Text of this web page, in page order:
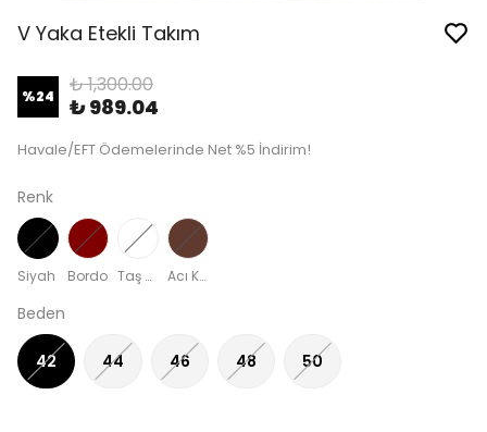
V Yaka Etekli Takım
%24 ₺ 1,300.00
₺ 989.04
Havale/EFT Ödemelerinde Net %5 İndirim!
Renk
Siyah Bordo Taş Rengi Acı Kahve
Beden
42 44 46 48 50